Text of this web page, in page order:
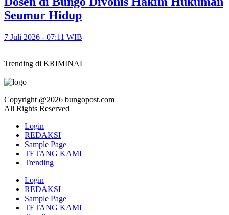
Seumur Hidup
7 Juli 2026 - 07:11 WIB
Trending di KRIMINAL
Copyright @2026 bungopost.com
All Rights Reserved
Login
REDAKSI
Sample Page
TETANG KAMI
Trending
Login
REDAKSI
Sample Page
TETANG KAMI